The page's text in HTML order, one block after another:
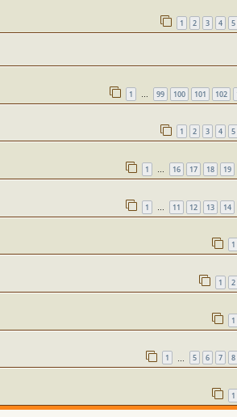
1 2 3 4 5
1 … 99 100 101 102
1 2 3 4 5
1 … 16 17 18 19
1 … 11 12 13 14
1
1 2
1
1 5 6 7 8
1